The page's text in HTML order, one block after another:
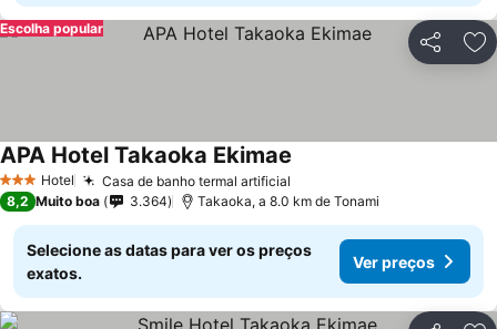
Partilhar
Escolha popular
3 EstrelasHotel Casa de banho termal artificial
APA Hotel Takaoka Ekimae
8,2 Muito boa 3.364 Takaoka, a 8.0 km de Tonami
Selecione as datas para ver os preços
exatos.
Ver preços